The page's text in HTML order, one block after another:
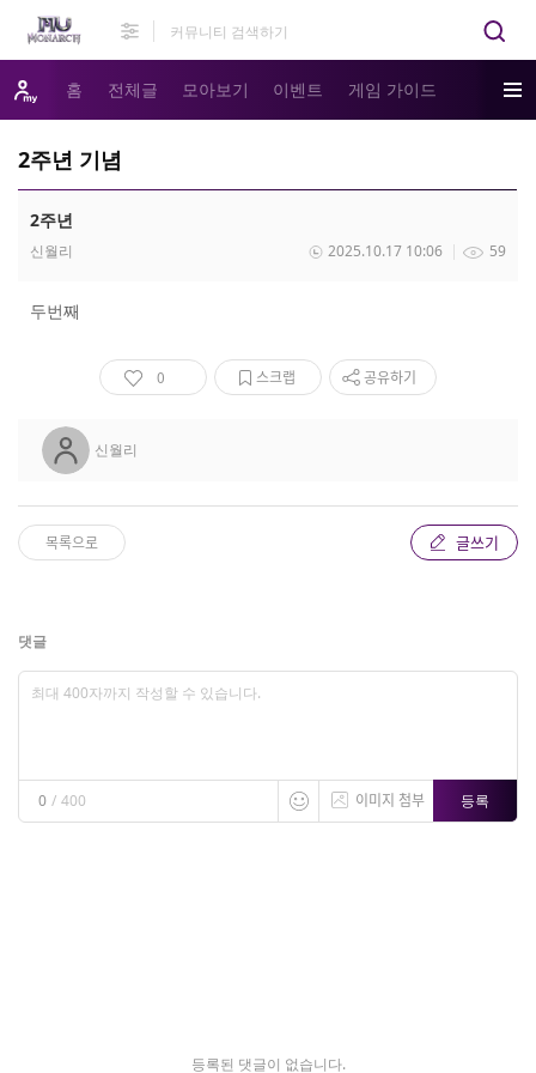
홈 전체글 모아보기 이벤트 게임 가이드
2주년 기념
2주년
신월리 59
2025.10.17 10:06
두번째
0 스크랩 공유하기
신월리
목록으로 글쓰기
댓글
0 / 400 이미지 첨부 등록
등록된 댓글이 없습니다.